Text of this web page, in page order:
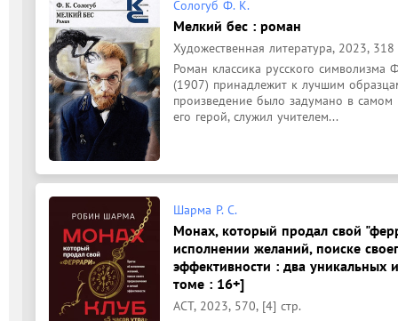
Сологуб Ф. К.
Мелкий бес : роман
Художественная литература, 2023,
Роман классика русского
(1907) принадлежит к лучшим
произведение было задумано в самом
его герой, служил учителем...
Шарма Р. С.
Монах, который продал свой
исполнении желаний, поиске
эффективности : два уникальных
томе : 16+]
АСТ, 2023, 570, [4] стр.